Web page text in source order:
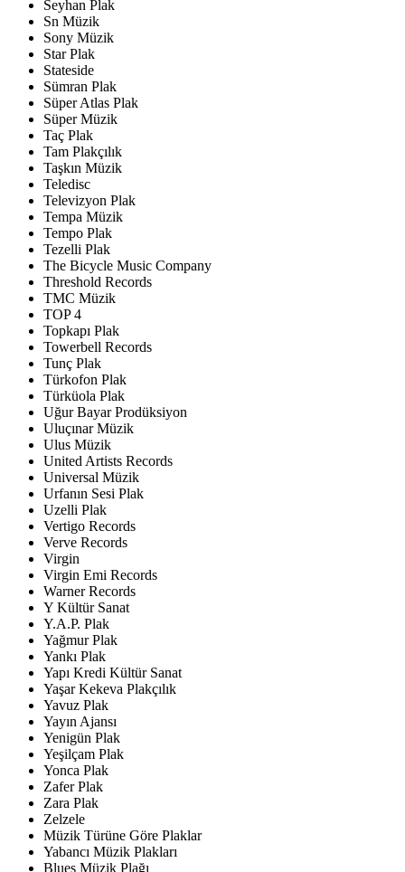
Seyhan Plak
Sn Müzik
Sony Müzik
Star Plak
Stateside
Sümran Plak
Süper Atlas Plak
Süper Müzik
Taç Plak
Tam Plakçılık
Taşkın Müzik
Teledisc
Televizyon Plak
Tempa Müzik
Tempo Plak
Tezelli Plak
The Bicycle Music Company
Threshold Records
TMC Müzik
TOP 4
Topkapı Plak
Towerbell Records
Tunç Plak
Türkofon Plak
Türküola Plak
Uğur Bayar Prodüksiyon
Uluçınar Müzik
Ulus Müzik
United Artists Records
Universal Müzik
Urfanın Sesi Plak
Uzelli Plak
Vertigo Records
Verve Records
Virgin
Virgin Emi Records
Warner Records
Y Kültür Sanat
Y.A.P. Plak
Yağmur Plak
Yankı Plak
Yapı Kredi Kültür Sanat
Yaşar Kekeva Plakçılık
Yavuz Plak
Yayın Ajansı
Yenigün Plak
Yeşilçam Plak
Yonca Plak
Zafer Plak
Zara Plak
Zelzele
Müzik Türüne Göre Plaklar
Yabancı Müzik Plakları
Blues Müzik Plağı